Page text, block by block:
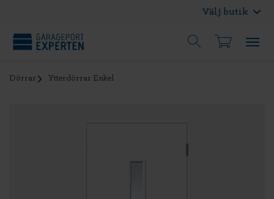
Välj butik
Dörrar Ytterdörrar Enkel